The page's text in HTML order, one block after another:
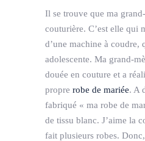
Il se trouve que ma
couturière. C’est elle qui
d’une machine à coudre,
adolescente. Ma grand-
douée en couture et a
propre robe de mariée. A
fabriqué « ma robe de
de tissu blanc. J’aime la
fait plusieurs robes.